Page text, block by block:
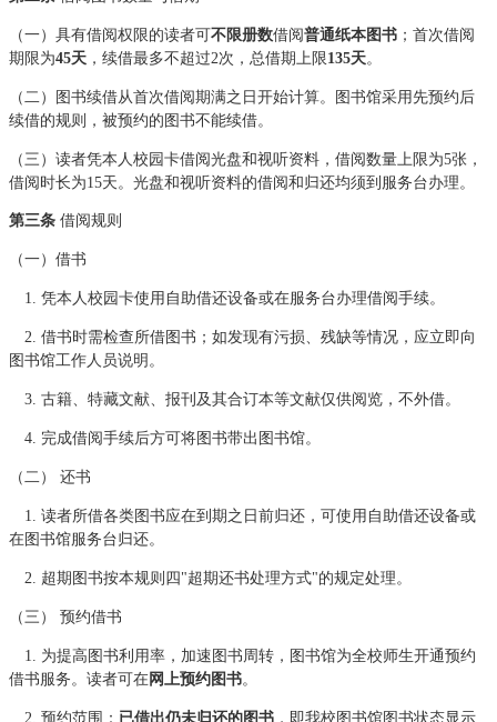
（一）具有借阅权限的读者可不限册数借阅普通纸本图书 ；首次借阅
期限为45天 ，续借最多不超过2次，总借期上限135天。
（二）图书续借从首次借阅期满之日开始计算。图书馆采用先预约后
续借的规则，被预约的图书不能续借。
（三）读者凭本人校园卡借阅光盘和视听资料，借阅数量上限为5张，
借阅时长为15天。光盘和视听资料的借阅和归还均须到服务台办理。
第三条 借阅规则
（一）借书
1. 凭本人校园卡使用自助借还设备或在服务台办理借阅手续。
2. 借书时需检查所借图书；如发现有污损、残缺等情况，应立即向
图书馆工作人员说明。
3. 古籍、特藏文献、报刊及其合订本等文献仅供阅览，不外借。
4. 完成借阅手续后方可将图书带出图书馆。
（二） 还书
1. 读者所借各类图书应在到期之日前归还，可使用自助借还设备或
在图书馆服务台归还。
2. 超期图书按本规则四"超期还书处理方式"的规定处理。
（三） 预约借书
1. 为提高图书利用率，加速图书周转，图书馆为全校师生开通预约
借书服务。读者可在网上预约图书。
2. 预约范围： 已借出仍未归还的图书 ，即我校图书馆图书状态显示